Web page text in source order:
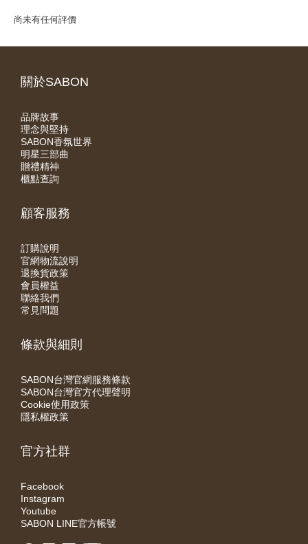
尚未有任何評價
關於SABON
品牌故事
理念與堅持
SABON香氛世界
明星三部曲
贈禮精神
櫃點查詢
顧客服務
訂購說明
官網物流說明
退換貨政策
會員權益
聯絡我們
常見問題
條款與細則
SABON台灣官網服務條款
SABON台灣官方代理聲明
Cookie使用政策
隱私權政策
官方社群
Facebook
Instagram
Youtube
SABON LINE官方帳號